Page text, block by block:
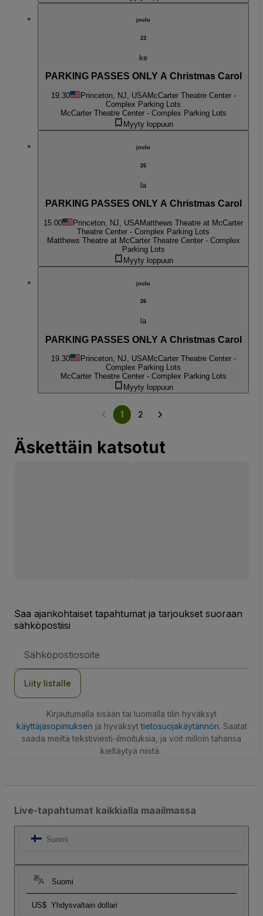
joulu
23
ke
PARKING PASSES ONLY A Christmas Carol
19.30 Princeton, NJ, USAMcCarter Theatre Center -
Complex Parking Lots
McCarter Theatre Center - Complex Parking Lots
Myyty loppuun
joulu
26
la
PARKING PASSES ONLY A Christmas Carol
15.00 Princeton, NJ, USAMatthews Theatre at McCarter
Theatre Center - Complex Parking Lots
Matthews Theatre at McCarter Theatre Center - Complex
Parking Lots
Myyty loppuun
joulu
26
la
PARKING PASSES ONLY A Christmas Carol
19.30 Princeton, NJ, USAMcCarter Theatre Center -
Complex Parking Lots
McCarter Theatre Center - Complex Parking Lots
Myyty loppuun
1 2
Äskettäin katsotut
Saa ajankohtaiset tapahtumat ja tarjoukset suoraan
sähköpostiisi
Liity listalle
Kirjautumalla sisään tai luomalla tilin hyväksyt
käyttäjäsopimuksen ja hyväksyttietosuojakäytännön. Saatat
saada meiltä tekstiviesti-ilmoituksia, ja voit milloin tahansa
kieltäytyä niistä.
Live-tapahtumat kaikkialla maailmassa
Suomi
Suomi
US$ Yhdysvaltain dollari